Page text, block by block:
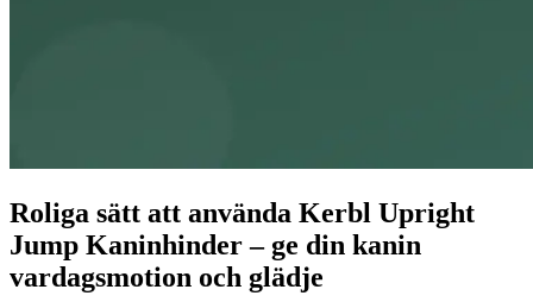
Roliga sätt att använda Kerbl Upright
Jump Kaninhinder – ge din kanin
vardagsmotion och glädje